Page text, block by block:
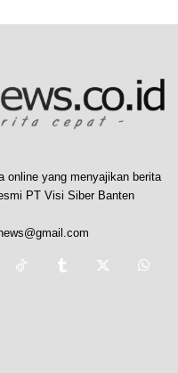
online yang menyajikan berita
PT Visi Siber Banten